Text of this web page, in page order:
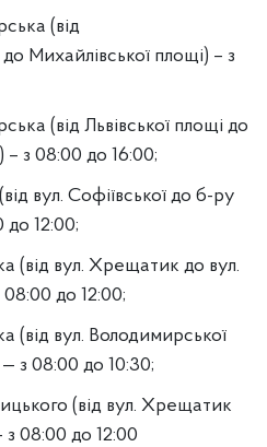
(від
Михайлівської площі) – з
(від Львівської площі до
– з 08:00 до 16:00;
вул. Софіївської до б-ру
12:00;
(від вул. Хрещатик до вул.
08:00 до 12:00;
вул. Володимирської
з 08:00 до 10:30;
(від вул. Хрещатик
08:00 до 12:00